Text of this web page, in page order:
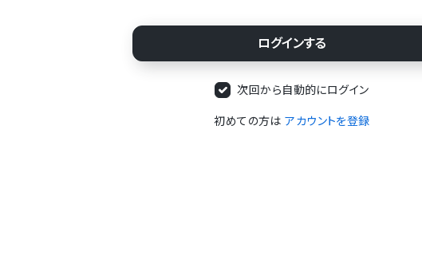
次回から自動的にログイン
初めての方はアカウントを登録